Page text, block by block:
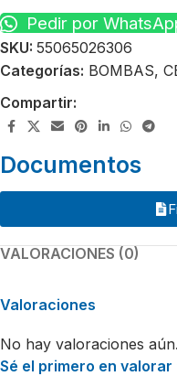
Pedir por
SKU: 55065026306
Categorías: BOMBAS,
Compartir:
Documentos
VALORACIONES (0)
Valoraciones
No hay valoraciones aún.
Sé el primero en valorar